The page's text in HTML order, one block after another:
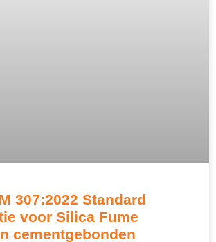
307:2022 Standard
voor Silica Fume
cementgebonden